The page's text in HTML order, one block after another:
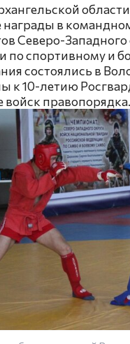
в
Северо-Западного
по спортивному и
состоялись в
к 10-летию
правопорядка.